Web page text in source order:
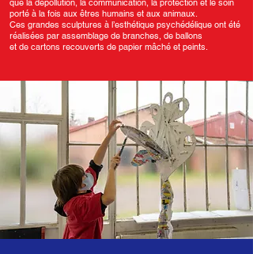
que la dépollution, la communication, la protection et le soin
porté à la fois aux êtres humains et aux animaux.
Ces grandes sculptures à l’esthétique psychédélique ont été
réalisées par assemblage de branches, de ballons
et de cartons recouverts de papier mâché et peints.